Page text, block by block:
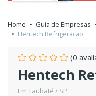
Home Guia de Empresas
Hentech Refrigeracao
(0
Hentech
Em Taubaté / SP